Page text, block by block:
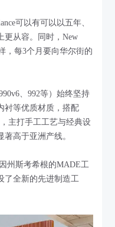
可以有可以以五年、
更从容。同时，New
，每3个月要向华尔街的
、992等）始终坚持
衬等优质材质，搭配
主打手工工艺与经典设
高于亚洲产线。
州斯考希根的MADE工
了全新的先进制造工